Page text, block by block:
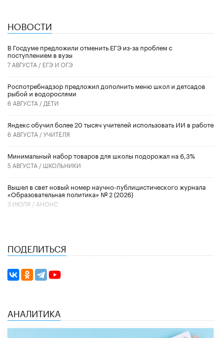
НОВОСТИ
В Госдуме предложили отменить ЕГЭ из-за проблем с
поступлением в вузы
7 АВГУСТА / ЕГЭ И ОГЭ
Роспотребнадзор предложил дополнить меню школ и детсадов
рыбой и водорослями
6 АВГУСТА / ДЕТИ
​Яндекс обучил более 20 тысяч учителей использовать ИИ в работе
6 АВГУСТА /УЧИТЕЛЯ
Минимальный набор товаров для школы подорожал на 6,3%
5 АВГУСТА / ШКОЛЬНИКИ
Вышел в свет новый номер научно-публицистического журнала
«Образовательная политика» № 2 (2026)
3 ИЮЛЯ / АНОНС
ПОДЕЛИТЬСЯ
АНАЛИТИКА